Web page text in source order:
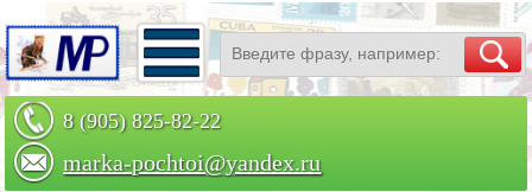
8 (905) 825-82-22
marka-pochtoi@yandex.ru